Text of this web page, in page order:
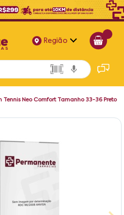
Região
Alagoas
Bahia
Tennis Neo Comfort Tamanho 33-36 Preto